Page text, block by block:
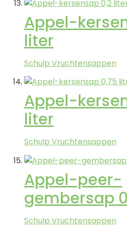
Appel-
liter
Schulp Vruchtensappen
Appel-
liter
Schulp Vruchtensappen
Appel-peer-
gembersap
Schulp Vruchtensappen